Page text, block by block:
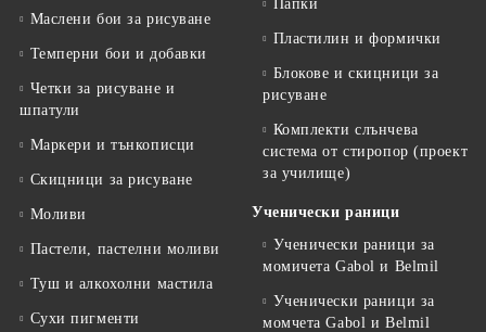
Маслени бои за рисуване
Темперни бои и добавки
Четки за рисуване и
шпатули
Маркери и тънкописци
Скицници за рисуване
Моливи
Пастели, пастелни моливи
Туш и алкохолни мастила
Сухи пигменти
Папки
Пластилин и формички
Блокове и скицници за
рисуване
Комплекти слънчева
система от стиропор (проект
за училище)
Ученически раници
Ученически раници за
момичета Gabol и Belmil
Ученически раници за
момчета Gabol и Belmil